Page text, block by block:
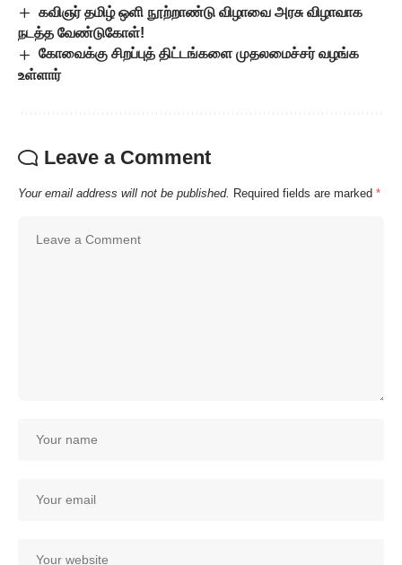
கவிஞர் தமிழ் ஒளி நூற்றாண்டு விழாவை அரசு விழாவாக
நடத்த வேண்டுகோள்!
கோவைக்கு சிறப்புத் திட்டங்களை முதலமைச்சர் வழங்க
உள்ளார்
Leave a Comment
Your email address will not be published. Required fields are marked *